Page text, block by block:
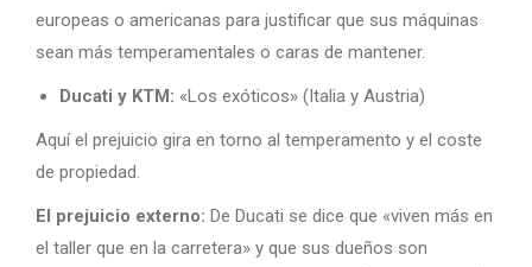
europeas o americanas para justificar que sus máquinas
sean más temperamentales o caras de mantener.
Ducati y KTM: «Los exóticos» (Italia y Austria)
Aquí el prejuicio gira en torno al temperamento y el coste
de propiedad.
El prejuicio externo: De Ducati se dice que «viven más en
el taller que en la carretera» y que sus dueños son